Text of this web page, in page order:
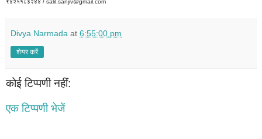
९४२५१८३२४४ / salil.sanjiv@gmail.com
Divya Narmada at 6:55:00 pm
शेयर करें
कोई टिप्पणी नहीं:
एक टिप्पणी भेजें